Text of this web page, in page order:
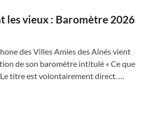
les vieux : Baromètre 2026
des Villes Amies des Aînés vient
de son baromètre intitulé « Ce que
titre est volontairement direct. …